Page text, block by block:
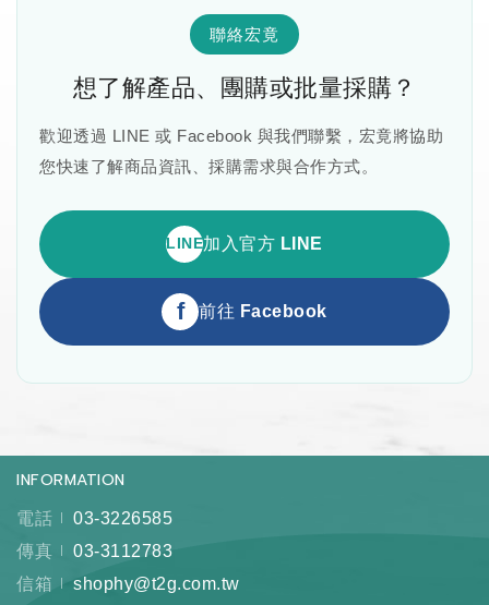
聯絡宏竟
想了解產品、團購或批量採購？
歡迎透過 LINE 或 Facebook 與我們聯繫，宏竟將協助
您快速了解商品資訊、採購需求與合作方式。
LINE加入官方 LINE
f 前往 Facebook
INFORMATION
電話
03-3226585
傳真
03-3112783
信箱
shophy@t2g.com.tw